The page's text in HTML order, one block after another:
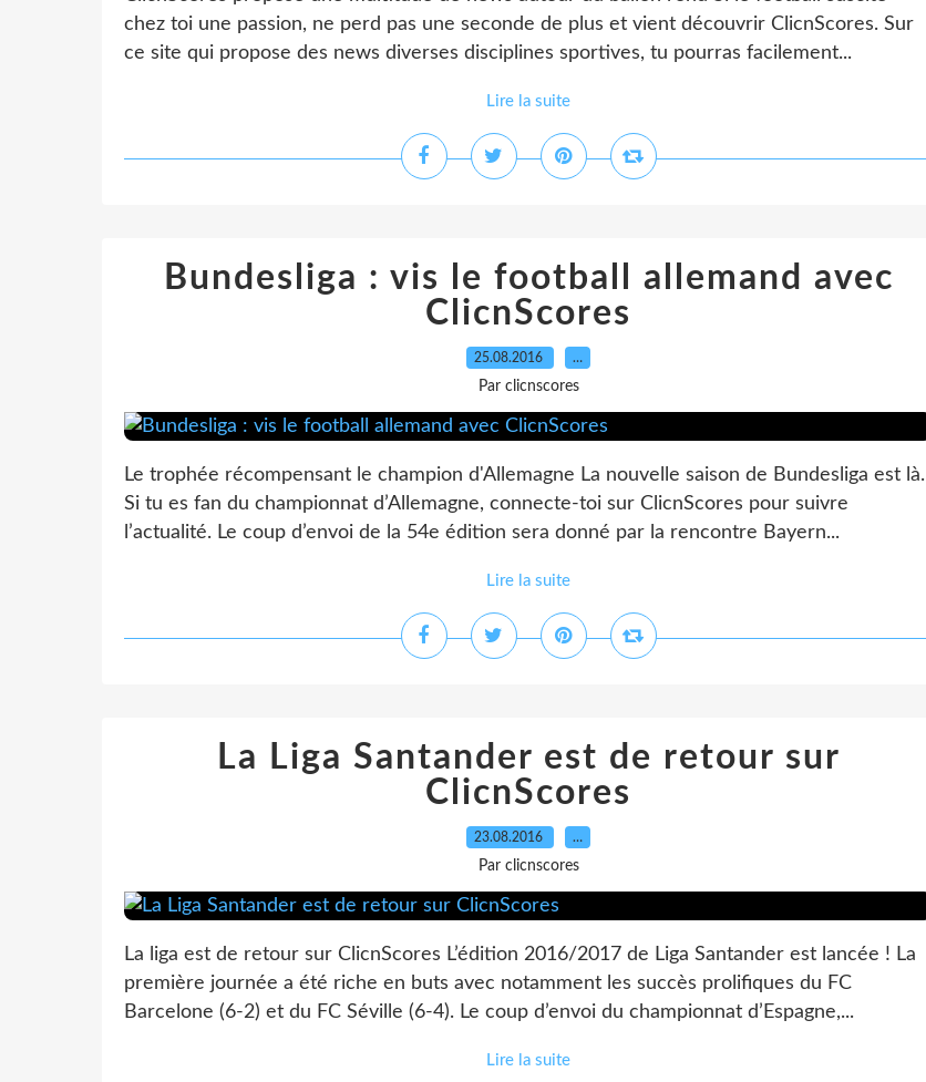
chez toi une passion, ne perd pas une seconde de plus et vient découvrir ClicnScores. Sur
ce site qui propose des news diverses disciplines sportives, tu pourras facilement...
Lire la suite
Bundesliga : vis le football allemand avec
ClicnScores
25.08.2016 …
Par clicnscores
Le trophée récompensant le champion d'Allemagne La nouvelle saison de Bundesliga est là.
Si tu es fan du championnat d’Allemagne, connecte-toi sur ClicnScores pour suivre
l’actualité. Le coup d’envoi de la 54e édition sera donné par la rencontre Bayern...
Lire la suite
La Liga Santander est de retour sur
ClicnScores
23.08.2016 …
Par clicnscores
La liga est de retour sur ClicnScores L’édition 2016/2017 de Liga Santander est lancée ! La
première journée a été riche en buts avec notamment les succès prolifiques du FC
Barcelone (6-2) et du FC Séville (6-4). Le coup d’envoi du championnat d’Espagne,...
Lire la suite